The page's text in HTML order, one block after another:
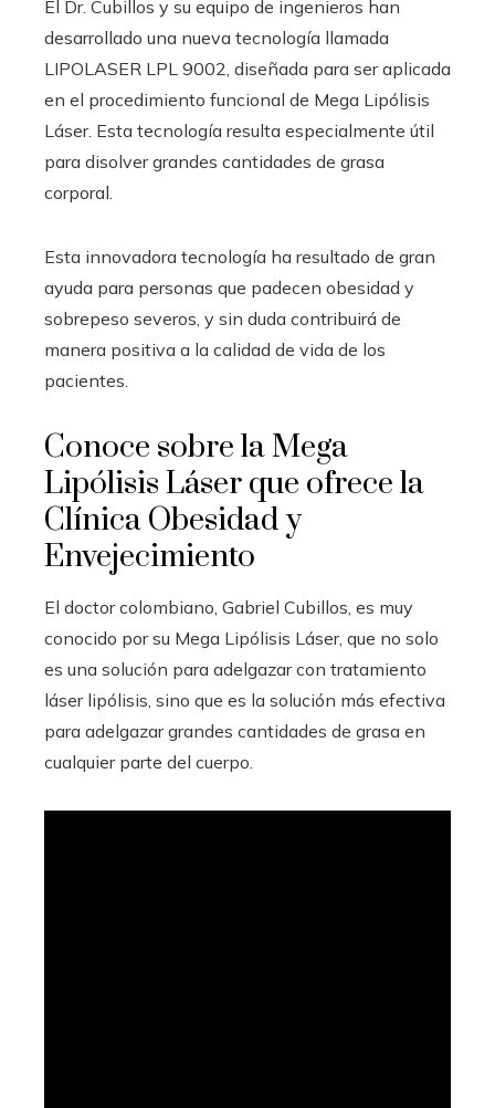
El Dr. Cubillos y su equipo de ingenieros han
desarrollado una nueva tecnología llamada
LIPOLASER LPL 9002, diseñada para ser aplicada
en el procedimiento funcional de Mega Lipólisis
Láser. Esta tecnología resulta especialmente útil
para disolver grandes cantidades de grasa
corporal.
Esta innovadora tecnología ha resultado de gran
ayuda para personas que padecen obesidad y
sobrepeso severos, y sin duda contribuirá de
manera positiva a la calidad de vida de los
pacientes.
Conoce sobre la Mega
Lipólisis Láser que ofrece la
Clínica Obesidad y
Envejecimiento
El doctor colombiano, Gabriel Cubillos, es muy
conocido por su Mega Lipólisis Láser, que no solo
es una solución para adelgazar con tratamiento
láser lipólisis, sino que es la solución más efectiva
para adelgazar grandes cantidades de grasa en
cualquier parte del cuerpo.